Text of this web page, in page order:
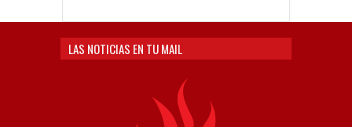
LAS NOTICIAS EN TU MAIL